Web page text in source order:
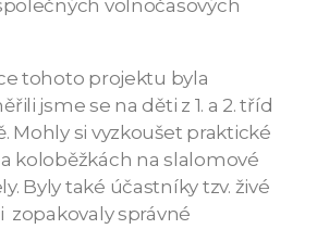
volnočasových
tohoto projektu byla
jsme se na děti z 1. a 2. tříd
Mohly si vyzkoušet praktické
koloběžkách na slalomové
Byly také účastníky tzv. živé
zopakovaly správné